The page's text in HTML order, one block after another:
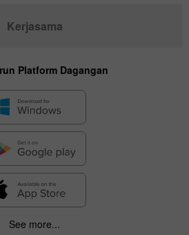
Kerjasama
Platform Dagangan
See more...